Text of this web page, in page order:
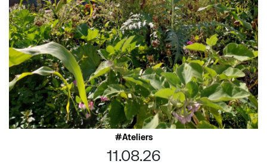
Ateliers
11.08.26